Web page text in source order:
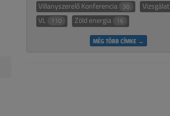
Villanyszerelő Konferencia 30 Vizsgálat
VL 110 Zöld energia 16
MÉG TÖBB CÍMKE →